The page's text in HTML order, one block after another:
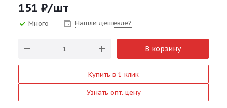
151 ₽/шт
Много Нашли дешевле?
В корзину
Купить в 1 клик
Узнать опт. цену